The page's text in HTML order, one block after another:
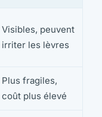
Visibles, peuvent
irriter les lèvres
Plus fragiles,
coût plus élevé